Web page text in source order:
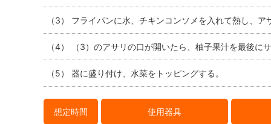
（3） フライパンに水、チキンコンソメを入れて熱し、
（4） （3）のアサリの口が開いたら、柚子果汁を最後に
（5） 器に盛り付け、水菜をトッピングする。
想定時間 使用器具